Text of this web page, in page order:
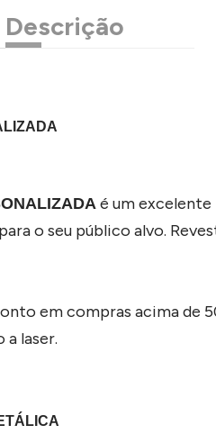
Descrição
é um
o seu público alvo.
em compras acima de
a laser.